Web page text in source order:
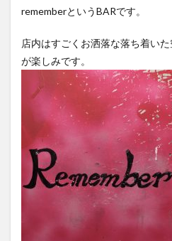
rememberというBARです。
店内はすごくお洒落な落ち着い
が楽しみです。